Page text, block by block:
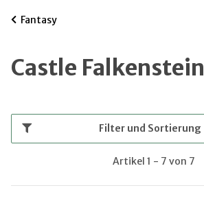
Fantasy
Castle Falkenstein
Filter und Sortierung
Artikel 1 - 7 von 7